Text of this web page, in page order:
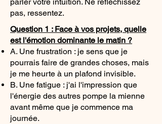
pas, ressentez.
Question 1 : Face à vos projets, quelle
est l'émotion dominante le matin ?
A. Une frustration : je sens que je
pourrais faire de grandes choses, mais
je me heurte à un plafond invisible.
B. Une fatigue : j'ai l'impression que
l'énergie des autres pompe la mienne
avant même que je commence ma
journée.